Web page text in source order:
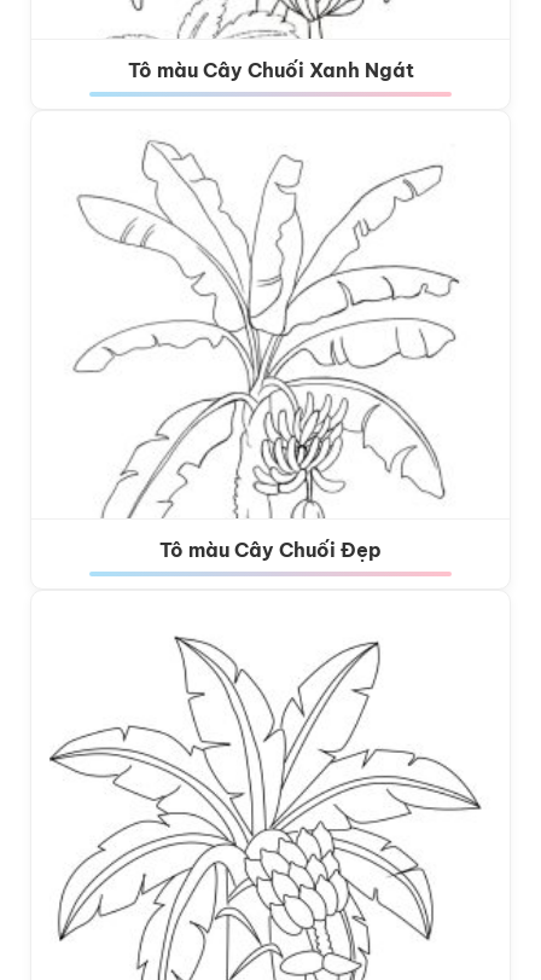
Tô màu Cây Chuối Xanh Ngát
Tô màu Cây Chuối Đẹp